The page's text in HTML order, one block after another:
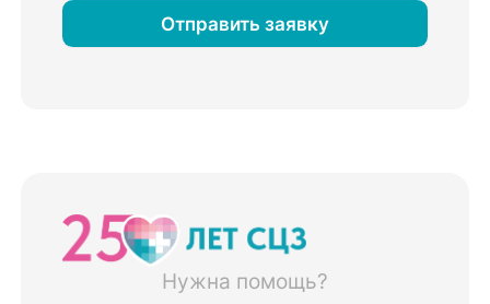
Отправить заявку
Нужна помощь?